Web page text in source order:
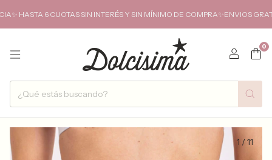
HASTA 6 CUOTAS SIN INTERÉS Y SIN MÍNIMO DE COMPRA✨ENVIOS GRATIS
0
1 /11